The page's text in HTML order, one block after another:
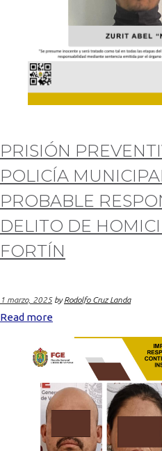
PRISIÓN
POLICÍA
PROBABLE
DELITO DE
FORTÍN
1 marzo, 2025 byRodolfo Cruz Landa
Read more